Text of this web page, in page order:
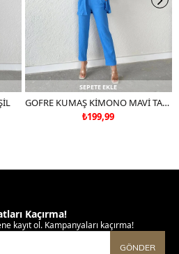
SEPETE EKLE
GOFRE KUMAŞ KİMONO MAVİ TAKIM DEĞİLDİR
₺199,99
Kaçırma!
kayıt ol. Kampanyaları kaçırma!
GÖNDER